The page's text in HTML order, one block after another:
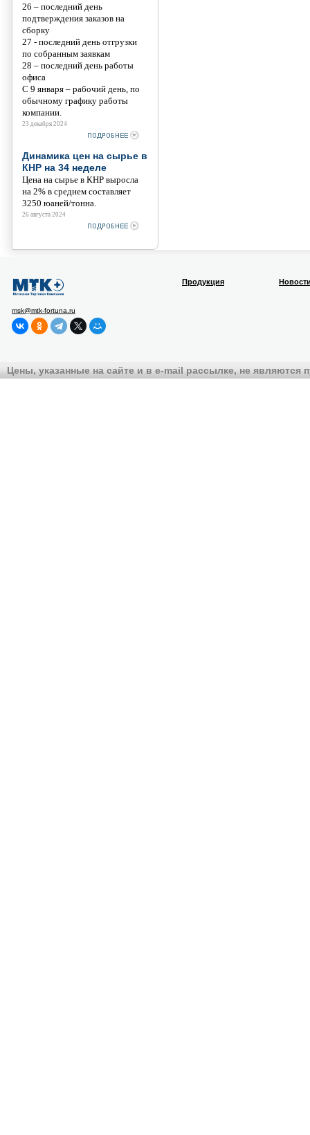
26 – последний день
подтверждения заказов на
сборку
27 - последний день отгрузки
по собранным заявкам
28 – последний день работы
офиса
С 9 января – рабочий день, по
обычному графику работы
компании.
23 декабря 2024
Динамика цен на сырье в
КНР на 34 неделе
Цена на сырье в КНР выросла
на 2% в среднем составляет
3250 юаней/тонна.
26 августа 2024
msk@mtk-fortuna.ru
Продукция
Цены, указанные на сайте и в e-mail рассылке, не являются